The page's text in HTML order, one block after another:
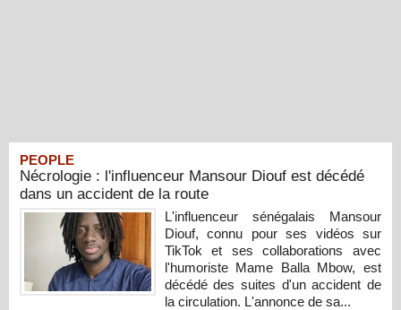
PEOPLE
Nécrologie : l'influenceur Mansour Diouf est décédé
dans un accident de la route
L'influenceur sénégalais Mansour
Diouf, connu pour ses vidéos sur
TikTok et ses collaborations avec
l'humoriste Mame Balla Mbow, est
décédé des suites d'un accident de
la circulation. L'annonce de sa...